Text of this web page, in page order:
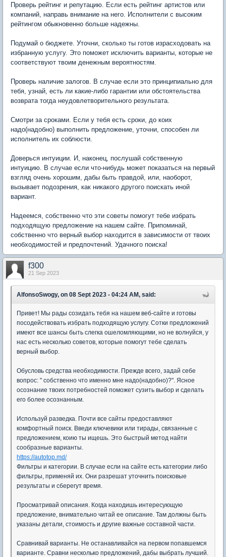
Проверь рейтинг и репутацию. Если есть рейтинг артистов или
компаний, направь внимание на него. Исполнители с высоким
рейтингом обыкновенно больше надежны.
Подумай о бюджете. Уточни, сколько ты готов израсходовать на
избранную услугу. Это поможет исключить варианты, которые не
соответствуют твоим денежным вероятностям.
Проверь наличие залогов. В случае если это принципиально для
тебя, узнай, есть ли какие-либо гарантии или обстоятельства
возврата тогда неудовлетворительного результата.
Смотри за сроками. Если у тебя есть сроки, до коих
надо(надобно) выполнить предложение, уточни, способен ли
исполнитель их соблюсти.
Доверься интуиции. И, наконец, послушай собственную
интуицию. В случае если что-нибудь может показаться на первый
взгляд очень хорошим, дабы быть правдой, или, наоборот,
вызывает подозрения, как никакого другого поискать иной
вариант.
Надеемся, собственно что эти советы помогут тебе избрать
подходящую предложение на нашем сайте. Припоминай,
собственно что верный выбор находится в зависимости от твоих
необходимостей и предпочтений. Удачного поиска!
f300
21 Sep 2023
AlfonsoSwogy, on 08 Sept 2023 - 04:24 AM, said:
Привет! Мы рады созидать тебя на нашем веб-сайте и готовы
посодействовать избрать подходящую услугу. Сотки предложений
имеют все шансы быть слегка ошеломляющими, но не волнуйся, у
нас есть несколько советов, которые помогут тебе сделать
верный выбор.
Обусловь средства необходимости. Прежде всего, задай себе
вопрос: " собственно что именно мне надо(надобно)?". Ясное
осознание твоих потребностей поможет сузить выбор и сделать
его более осознанным.
Используй разведка. Почти все сайты предоставляют
комфортный поиск. Введи ключевики или тирады, связанные с
предложением, коию ты ищешь. Это быстрый метод найти
сообразные варианты.
https://autotop.md/
Фильтры и категории. В случае если на сайте есть категории либо
фильтры, применяй их. Они разрешат уточнить поисковые
результаты и сберегут время.
Просматривай описания. Когда находишь интересующую
предложение, внимательно читай ее описание. Там должны быть
указаны детали, стоимость и другие важные составной части.
Сравнивай варианты. Не останавливайся на первом попавшемся
варианте. Сравни несколько предложений, дабы выбрать лучший.